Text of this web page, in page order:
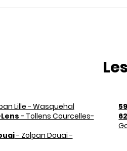
Lille - Wasquehal
- Tollens Courcelles-
- Zolpan Douai -